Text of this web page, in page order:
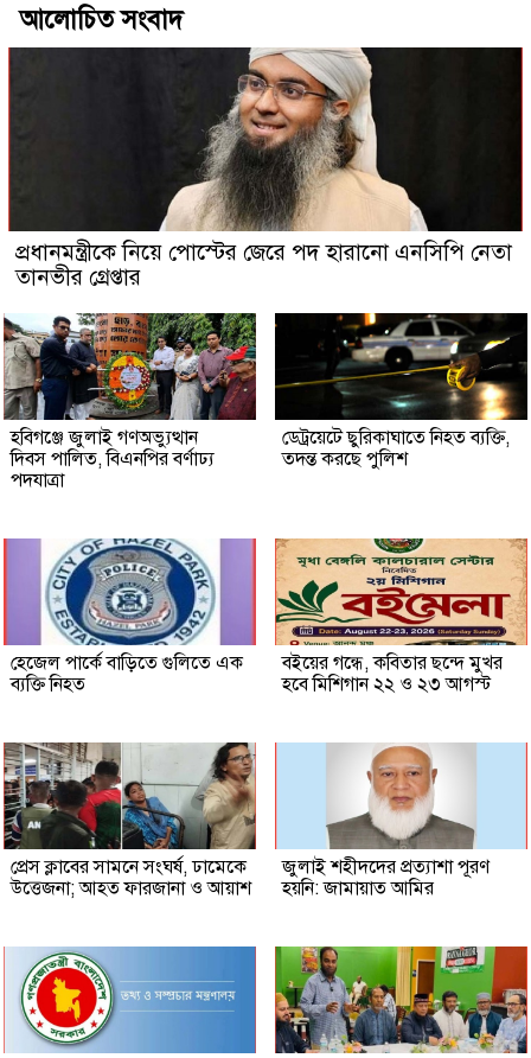
আলোচিত সংবাদ
প্রধানমন্ত্রীকে নিয়ে পোস্টের জেরে পদ হারানো এনসিপি নেতা
তানভীর গ্রেপ্তার
হবিগঞ্জে জুলাই গণঅভ্যুত্থান
দিবস পালিত, বিএনপির বর্ণাঢ্য
পদযাত্রা
ডেট্রয়েটে ছুরিকাঘাতে নিহত ব্যক্তি,
তদন্ত করছে পুলিশ
হেজেল পার্কে বাড়িতে গুলিতে এক
ব্যক্তি নিহত
বইয়ের গন্ধে, কবিতার ছন্দে মুখর
হবে মিশিগান ২২ ও ২৩ আগস্ট
প্রেস ক্লাবের সামনে সংঘর্ষ, ঢামেকে
উত্তেজনা; আহত ফারজানা ও আয়াশ
জুলাই শহীদদের প্রত্যাশা পূরণ
হয়নি: জামায়াত আমির